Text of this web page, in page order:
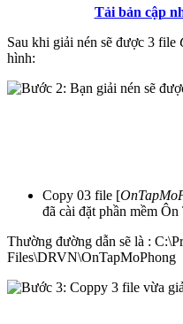
Tải bản cập
Sau khi giải nén sẽ được 3 file
hình:
Copy 03 file [
đã cài đặt phần mềm
Thường đường dẫn sẽ là :
Files\DRVN\OnTapMoPhong